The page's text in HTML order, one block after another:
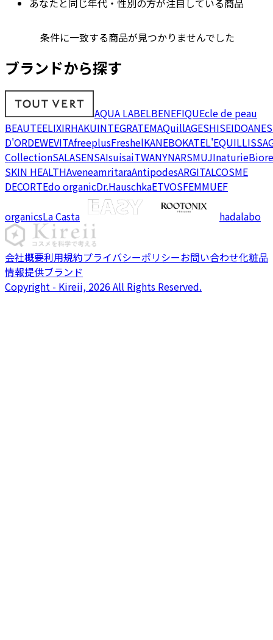
あなたと同じ年代・性別の方が注目している商品
条件に一致する商品が見つかりませんでした
ブランドから探す
AQUA LABELBENEFIQUEcle de peau
BEAUTEELIXIRHAKUINTEGRATEMAQuillAGESHISEIDO
D'ORDEWEVITAfreeplusFreshelKANEBOKATEL'EQUIL
CollectionSALASENSAIsuisaiTWANYNARSMUJInaturieBiore
SKIN HEALTHAveneamritaraAntipodesARGITALCOSME
DECORTEdo organicDr.HauschkaETVOSFEMMUEF
organicsLa Casta hadalabo
会社概要利用規約プライバシーポリシーお問い合わせ化粧品
情報提供ブランド
Copyright - Kireii, 2026 All Rights Reserved.